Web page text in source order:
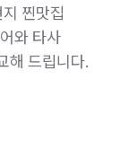
찐맛집
와 타사
해 드립니다.